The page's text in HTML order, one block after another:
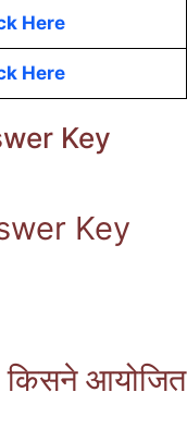
Here
Here
Key
Key
किसने आयोजित